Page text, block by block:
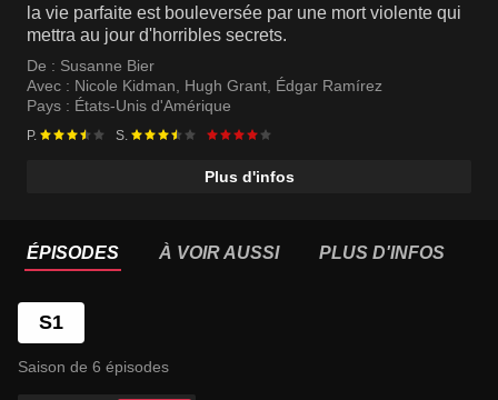
la vie parfaite est bouleversée par une mort violente qui
mettra au jour d'horribles secrets.
De : Susanne Bier
Avec : Nicole Kidman, Hugh Grant, Édgar Ramírez
Pays : États-Unis d'Amérique
P. S.
Plus d'infos
ÉPISODES À VOIR AUSSI PLUS D'INFOS
S1
Saison de 6 épisodes